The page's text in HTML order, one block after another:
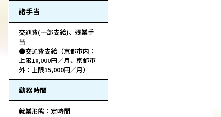
諸手当
交通費(一部支給)、残業手
当
●交通費支給（京都市内：
上限10,000円／月、京都市
外：上限15,000円／月）
勤務時間
就業形態：定時間